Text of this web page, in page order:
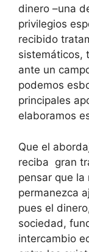
dinero –una
privilegios
recibido
sistemáticos,
ante un
podemos
principales
elaboramos
Que el
reciba gran
pensar que
permanezca
pues el
sociedad,
intercambio